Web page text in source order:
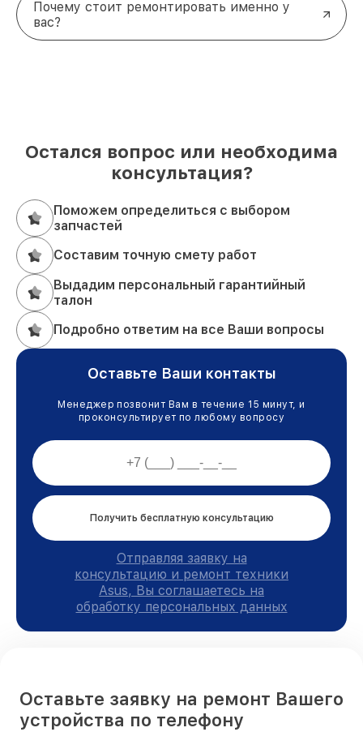
Почему стоит ремонтировать именно у
вас?
Остался вопрос или необходима
консультация?
Поможем определиться с выбором
запчастей
Составим точную смету работ
Выдадим персональный гарантийный
талон
Подробно ответим на все Ваши вопросы
Оставьте Ваши контакты
Менеджер позвонит Вам в течение 15 минут, и
проконсультирует по любому вопросу
Получить бесплатную консультацию
Отправляя заявку на
консультацию и ремонт техники
Asus, Вы соглашаетесь на
обработку персональных данных
Оставьте заявку на ремонт Вашего
устройства по телефону